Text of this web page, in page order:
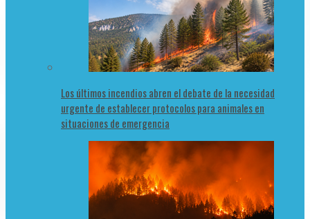
Los últimos incendios abren el debate de la necesidad
urgente de establecer protocolos para animales en
situaciones de emergencia